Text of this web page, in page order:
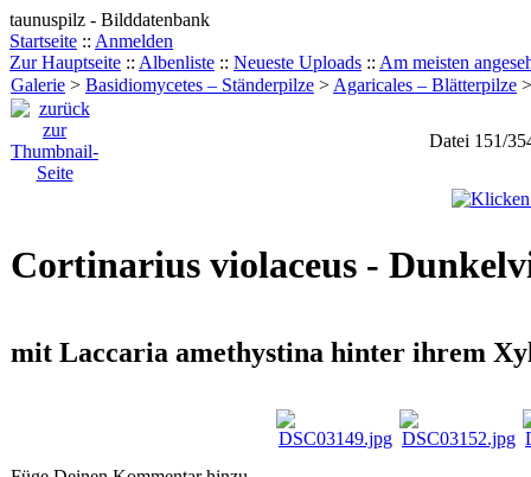
taunuspilz - Bilddatenbank
Startseite :: Anmelden
Zur Hauptseite :: Albenliste :: Neueste Uploads :: Am meisten
Galerie > Basidiomycetes – Ständerpilze > Agaricales – Blätterpilze
Datei 151/
Cortinarius violaceus -
mit Laccaria amethystina hinter ihrem